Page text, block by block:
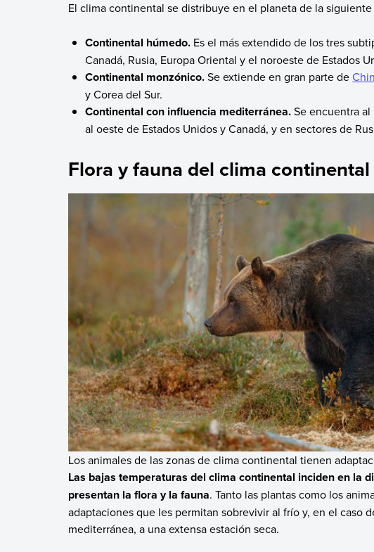
El clima continental se distribuye en el planeta de la siguiente
Continental húmedo. Es el más extendido de los tres
Canadá, Rusia, Europa Oriental y el noroeste de Estados
Continental monzónico.Se extiende en gran parte de
y Corea del Sur.
Continental con influencia mediterránea.Se encuentra
al oeste de Estados Unidos y Canadá, y en sectores de
Flora y fauna del clima continental
Los animales de las zonas de clima continental tienen
Las bajas temperaturas del clima continental inciden en la
presentan la flora y la fauna. Tanto las plantas como los
adaptaciones que les permitan sobrevivir al frío y, en el caso
mediterránea, a una extensa estación seca.